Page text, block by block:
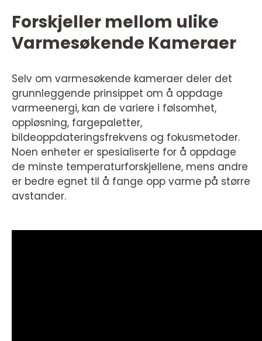
Forskjeller mellom ulike
Varmesøkende Kameraer
Selv om varmesøkende kameraer deler det
grunnleggende prinsippet om å oppdage
varmeenergi, kan de variere i følsomhet,
oppløsning, fargepaletter,
bildeoppdateringsfrekvens og fokusmetoder.
Noen enheter er spesialiserte for å oppdage
de minste temperaturforskjellene, mens andre
er bedre egnet til å fange opp varme på større
avstander.